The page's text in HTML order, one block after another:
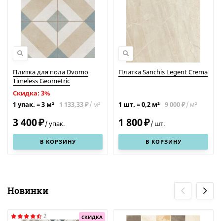
Плитка для пола Dvomo
Timeless Geometric
Скидка: 3%
1 упак. =3 м² 1 133,33 ₽/ м²
В КОРЗИНУ
3 400₽/упак.
Плитка Sanchis Legent Crema
1 шт. =0,2 м² 9 000 ₽/ м²
В КОРЗИНУ
1 800₽/ шт.
Новинки
2 СКИДКА